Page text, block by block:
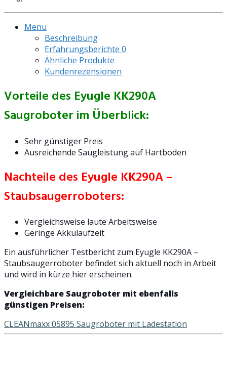
Menu
Beschreibung
Erfahrungsberichte 0
Ähnliche Produkte
Kundenrezensionen
Vorteile des Eyugle KK290A
Saugroboter im Überblick:
Sehr günstiger Preis
Ausreichende Saugleistung auf Hartboden
Nachteile des Eyugle KK290A –
Staubsaugerroboters:
Vergleichsweise laute Arbeitsweise
Geringe Akkulaufzeit
Ein ausführlicher Testbericht zum Eyugle KK290A –
Staubsaugerroboter befindet sich aktuell noch in Arbeit
und wird in kürze hier erscheinen.
Vergleichbare Saugroboter mit ebenfalls
günstigen Preisen:
CLEANmaxx 05895 Saugroboter mit Ladestation